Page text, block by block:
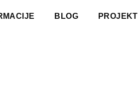
BLOG PROJEKTI